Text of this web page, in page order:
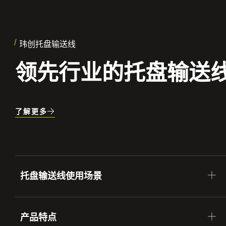
玮创托盘输送线
领先行业的托盘输送
了解更多
托盘输送线使用场景
产品特点